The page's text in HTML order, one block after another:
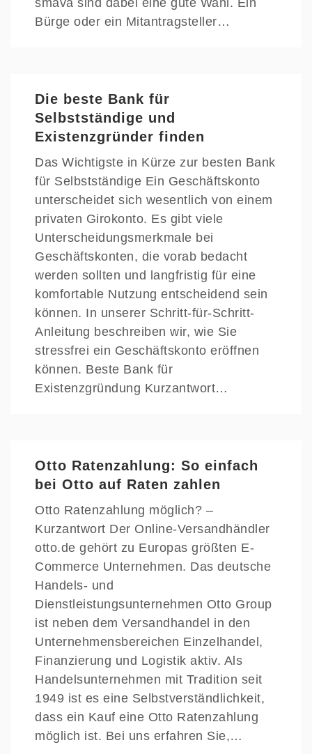
smava sind dabei eine gute Wahl. Ein
Bürge oder ein Mitantragsteller…
Die beste Bank für
Selbstständige und
Existenzgründer finden
Das Wichtigste in Kürze zur besten Bank
für Selbstständige Ein Geschäftskonto
unterscheidet sich wesentlich von einem
privaten Girokonto. Es gibt viele
Unterscheidungsmerkmale bei
Geschäftskonten, die vorab bedacht
werden sollten und langfristig für eine
komfortable Nutzung entscheidend sein
können. In unserer Schritt-für-Schritt-
Anleitung beschreiben wir, wie Sie
stressfrei ein Geschäftskonto eröffnen
können. Beste Bank für
Existenzgründung Kurzantwort…
Otto Ratenzahlung: So einfach
bei Otto auf Raten zahlen
Otto Ratenzahlung möglich? –
Kurzantwort Der Online-Versandhändler
otto.de gehört zu Europas größten E-
Commerce Unternehmen. Das deutsche
Handels- und
Dienstleistungsunternehmen Otto Group
ist neben dem Versandhandel in den
Unternehmensbereichen Einzelhandel,
Finanzierung und Logistik aktiv. Als
Handelsunternehmen mit Tradition seit
1949 ist es eine Selbstverständlichkeit,
dass ein Kauf eine Otto Ratenzahlung
möglich ist. Bei uns erfahren Sie,…